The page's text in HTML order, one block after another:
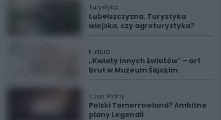
Turystyka
Lubelszczyzna. Turystyka
wiejska, czy agroturystyka?
Kultura
„Kwiaty innych światów" – art
brut w Muzeum Śląskim
Czas Wolny
Polski Tomorrowland? Ambitne
plany Legendii